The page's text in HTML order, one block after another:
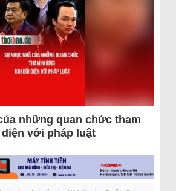
những quan chức tham
với pháp luật